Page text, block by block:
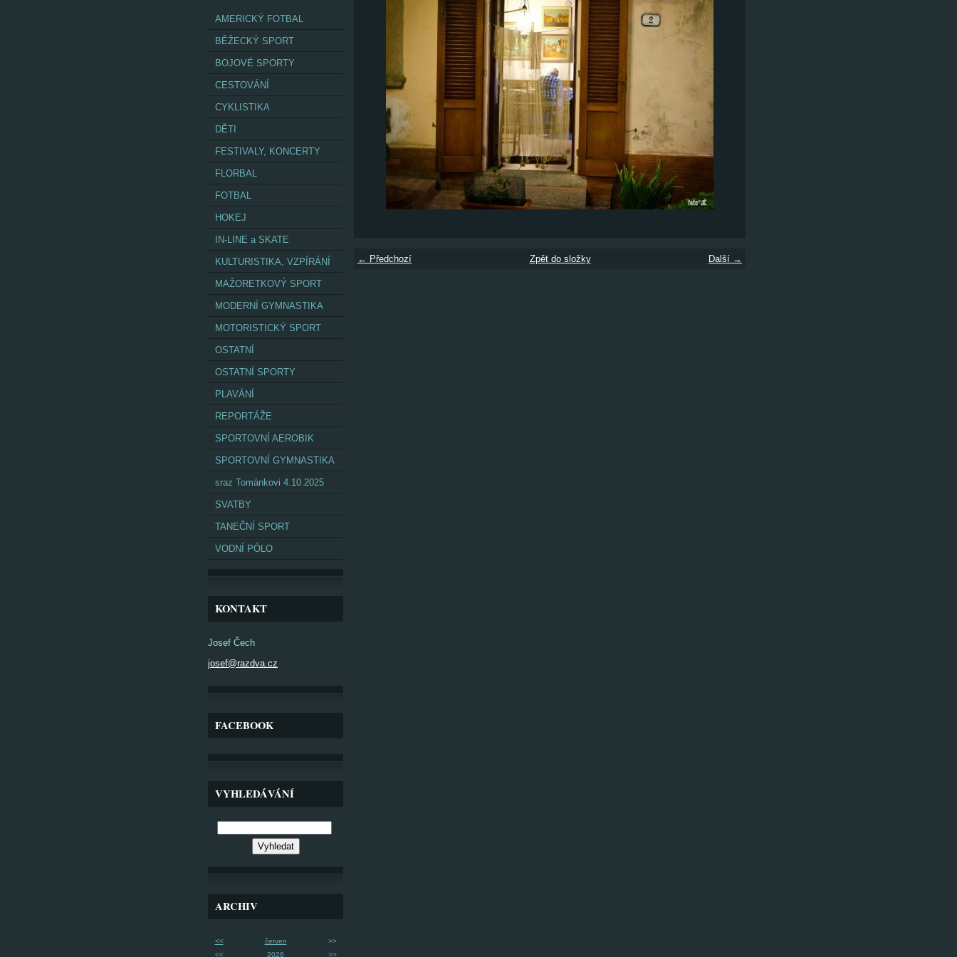
AMERICKÝ FOTBAL
BĚŽECKÝ SPORT
BOJOVÉ SPORTY
CESTOVÁNÍ
CYKLISTIKA
DĚTI
FESTIVALY, KONCERTY
FLORBAL
FOTBAL
HOKEJ
IN-LINE a SKATE
KULTURISTIKA, VZPÍRÁNÍ
MAŽORETKOVÝ SPORT
MODERNÍ GYMNASTIKA
MOTORISTICKÝ SPORT
OSTATNÍ
OSTATNÍ SPORTY
PLAVÁNÍ
REPORTÁŽE
SPORTOVNÍ AEROBIK
SPORTOVNÍ GYMNASTIKA
sraz Tománkovi 4.10.2025
SVATBY
TANEČNÍ SPORT
VODNÍ PÓLO
KONTAKT
Josef Čech
josef@razdva.cz
FACEBOOK
VYHLEDÁVÁNÍ
ARCHIV
<< červen
>>
<<
2026 >>
← Předchozí Další →
Zpět do složky